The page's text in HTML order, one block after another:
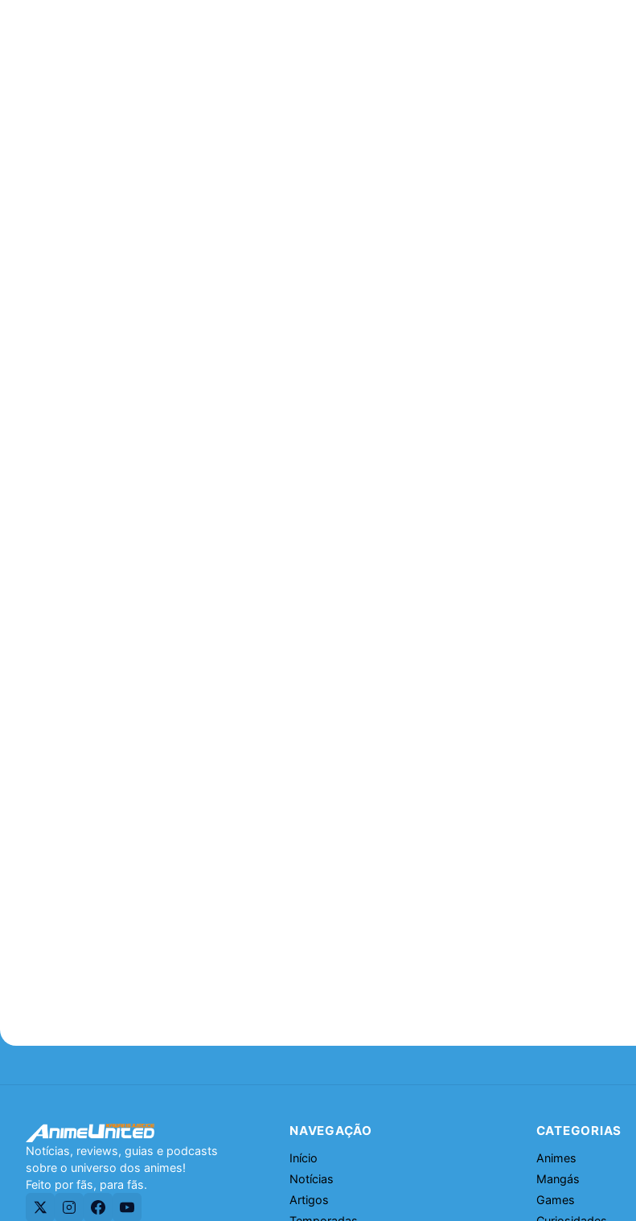
Notícias, reviews, guias e podcasts
sobre o universo dos animes!
Feito por fãs, para fãs.
NAVEGAÇÃO
Início
Notícias
Artigos
CATEGORIAS
Animes
Mangás
Games